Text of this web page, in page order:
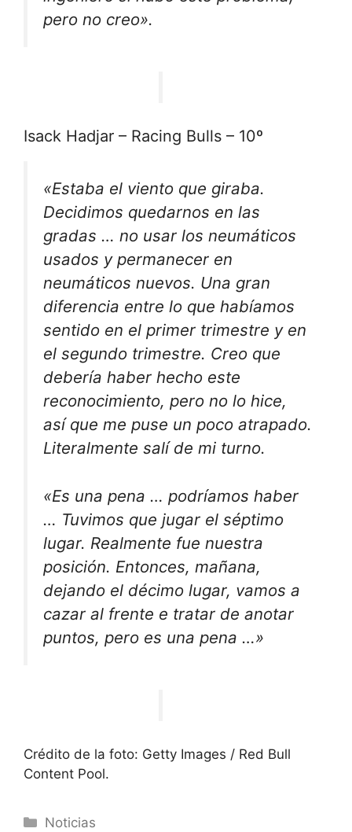
pero no creo».
Isack Hadjar – Racing Bulls – 10º
«Estaba el viento que giraba.
Decidimos quedarnos en las
gradas … no usar los neumáticos
usados y permanecer en
neumáticos nuevos. Una gran
diferencia entre lo que habíamos
sentido en el primer trimestre y en
el segundo trimestre. Creo que
debería haber hecho este
reconocimiento, pero no lo hice,
así que me puse un poco atrapado.
Literalmente salí de mi turno.
«Es una pena … podríamos haber
… Tuvimos que jugar el séptimo
lugar. Realmente fue nuestra
posición. Entonces, mañana,
dejando el décimo lugar, vamos a
cazar al frente e tratar de anotar
puntos, pero es una pena …»
Crédito de la foto: Getty Images / Red Bull
Content Pool.
Categorías
Noticias